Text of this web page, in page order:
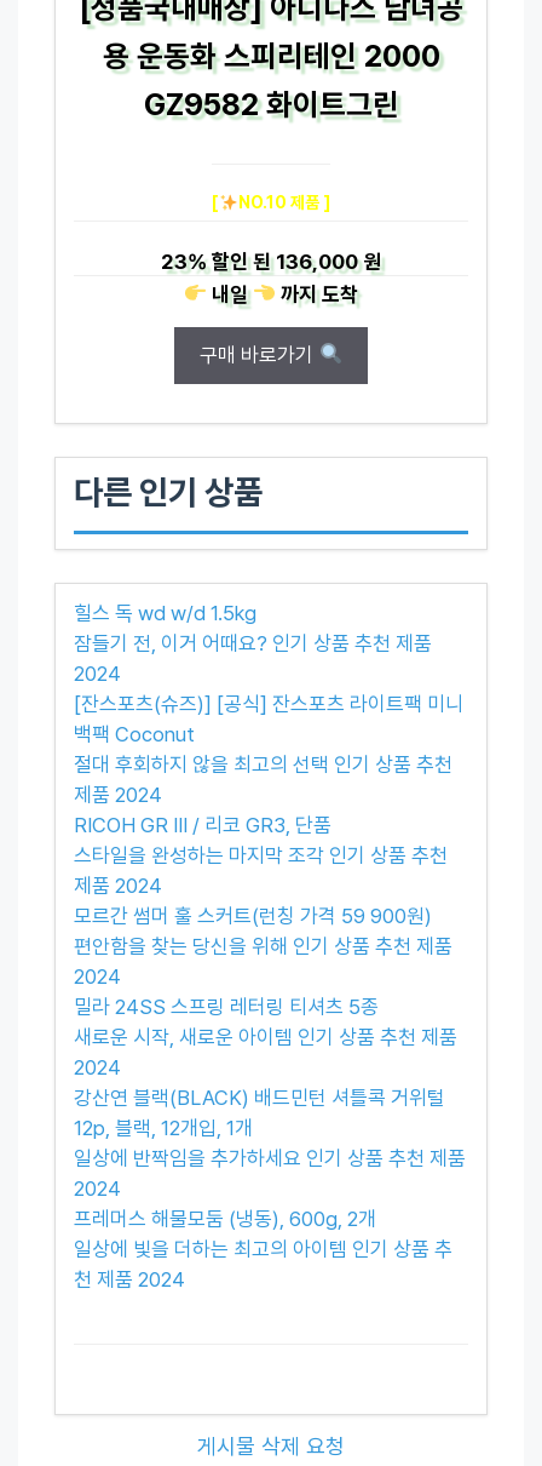
용 운동화 스피리테인 2000
GZ9582 화이트그린
[ NO.10 제품 ]
23%할인 된136,000 원
내일
까지도착
구매 바로가기
다른 인기 상품
힐스 독 wd w/d 1.5kg
잠들기 전, 이거 어때요? 인기 상품 추천 제품
2024
[잔스포츠(슈즈)] [공식] 잔스포츠 라이트팩 미니
백팩 Coconut
절대 후회하지 않을 최고의 선택 인기 상품 추천
제품 2024
RICOH GR III / 리코 GR3, 단품
스타일을 완성하는 마지막 조각 인기 상품 추천
제품 2024
모르간 썸머 훌 스커트(런칭 가격 59 900원)
편안함을 찾는 당신을 위해 인기 상품 추천 제품
2024
밀라 24SS 스프링 레터링 티셔츠 5종
새로운 시작, 새로운 아이템 인기 상품 추천 제품
2024
강산연 블랙(BLACK) 배드민턴 셔틀콕 거위털
12p, 블랙, 12개입, 1개
일상에 반짝임을 추가하세요 인기 상품 추천 제품
2024
프레머스 해물모둠 (냉동), 600g, 2개
일상에 빛을 더하는 최고의 아이템 인기 상품 추
천 제품 2024
게시물 삭제 요청